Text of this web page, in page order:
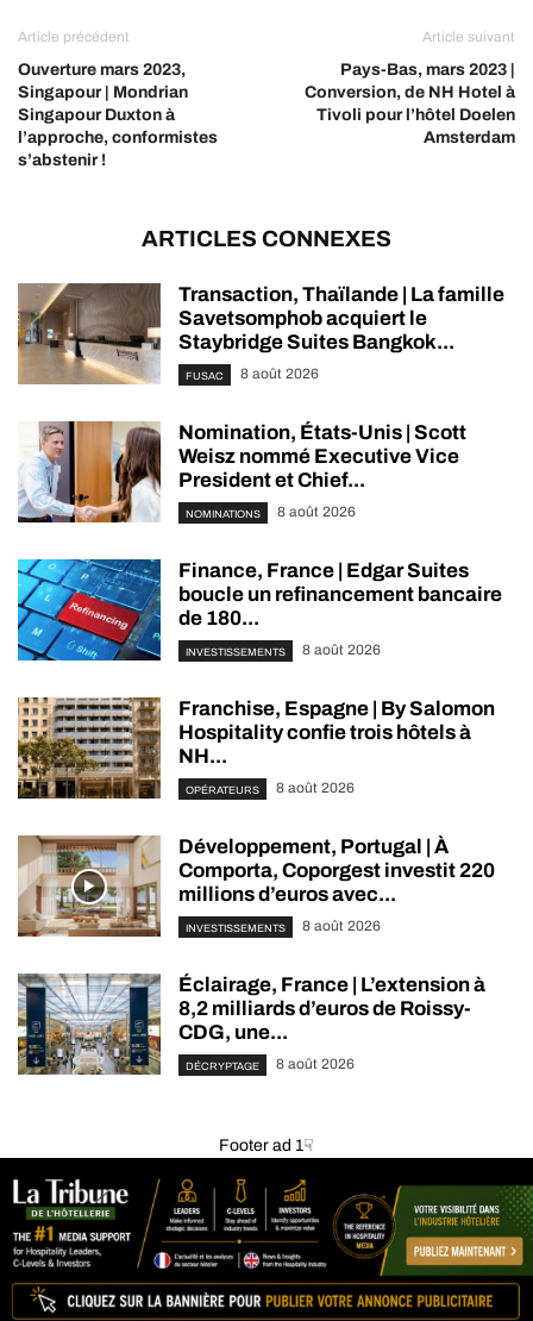
Article précédent
Ouverture mars 2023,
Singapour | Mondrian
Singapour Duxton à
l’approche, conformistes
s’abstenir !
Article suivant
Pays-Bas, mars 2023 |
Conversion, de NH Hotel à
Tivoli pour l’hôtel Doelen
Amsterdam
ARTICLES CONNEXES
Transaction, Thaïlande | La famille
Savetsomphob acquiert le
Staybridge Suites Bangkok...
FUSAC 8 août 2026
Nomination, États-Unis | Scott
Weisz nommé Executive Vice
President et Chief...
NOMINATIONS 8 août 2026
Finance, France | Edgar Suites
boucle un refinancement bancaire
de 180...
INVESTISSEMENTS 8 août 2026
Franchise, Espagne | By Salomon
Hospitality confie trois hôtels à
NH...
OPÉRATEURS 8 août 2026
Développement, Portugal | À
Comporta, Coporgest investit 220
millions d’euros avec...
INVESTISSEMENTS 8 août 2026
Éclairage, France | L’extension à
8,2 milliards d’euros de Roissy-
CDG, une...
DÉCRYPTAGE 8 août 2026
Footer ad 1☟